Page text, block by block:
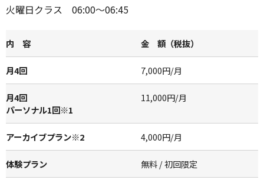
火曜日クラス 06:00～06:45
内 容 金 額（税抜）
月4回 7,000円/月
月4回
パーソナル1回※1
11,000円/月
アーカイブプラン※2 4,000円/月
体験プラン 無料 / 初回限定